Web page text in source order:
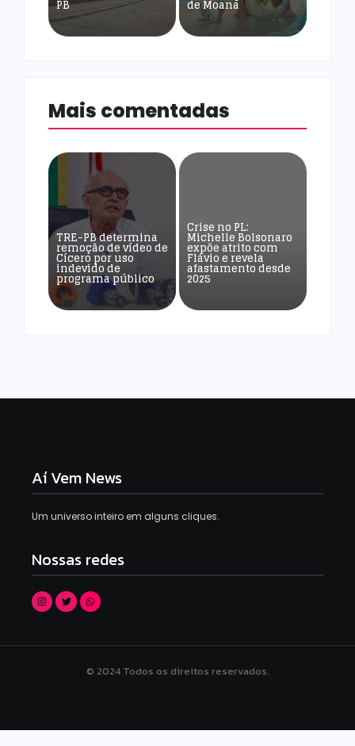
PB de Moana
Mais comentadas
TRE-PB determina
remoção de vídeo de
Cícero por uso
indevido de
programa público
Crise no PL:
Michelle Bolsonaro
expõe atrito com
Flávio e revela
afastamento desde
2025
Aí Vem News
Um universo inteiro em alguns cliques.
Nossas redes
© 2024 Todos os direitos reservados.